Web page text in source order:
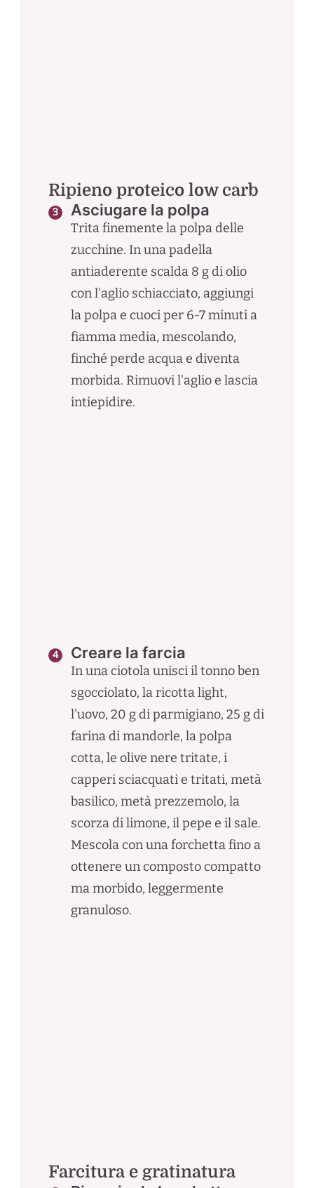
Ripieno proteico low carb
Asciugare la polpa
Trita finemente la polpa delle
zucchine. In una padella
antiaderente scalda 8 g di olio
con l'aglio schiacciato, aggiungi
la polpa e cuoci per 6-7 minuti a
fiamma media, mescolando,
finché perde acqua e diventa
morbida. Rimuovi l'aglio e lascia
intiepidire.
Creare la farcia
In una ciotola unisci il tonno ben
sgocciolato, la ricotta light,
l'uovo, 20 g di parmigiano, 25 g di
farina di mandorle, la polpa
cotta, le olive nere tritate, i
capperi sciacquati e tritati, metà
basilico, metà prezzemolo, la
scorza di limone, il pepe e il sale.
Mescola con una forchetta fino a
ottenere un composto compatto
ma morbido, leggermente
granuloso.
Farcitura e gratinatura